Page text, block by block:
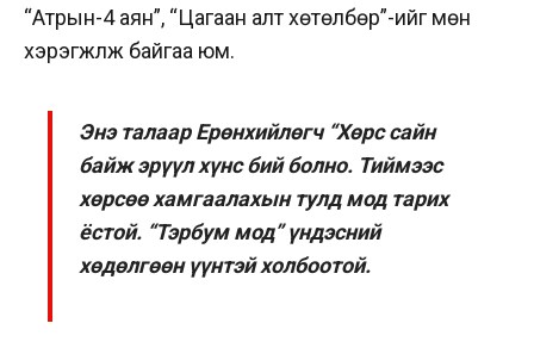
“Атрын-4 аян”, “Цагаан алт хөтөлбөр”-ийг мөн
хэрэгжүүлж байгаа юм.
Энэ талаар Ерөнхийлөгч “Хөрс сайн
байж эрүүл хүнс бий болно. Тиймээс
хөрсөө хамгаалахын тулд мод тарих
ёстой. “Тэрбум мод” үндэсний
хөдөлгөөн үүнтэй холбоотой.